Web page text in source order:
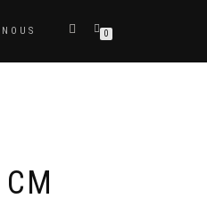
0